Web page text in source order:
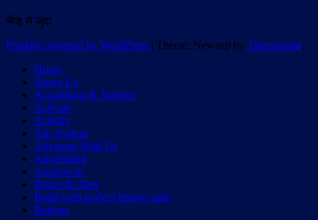
भीड़ से जुदा
Proudly powered by WordPress | Theme: Newsup by Themeansar.
Home
About Us
Accordions & Toggles
Activate
Activity
Ads System
Advertise With Us
Advertising
Amazon.in
Boxes & Alert
Build with perfect images ratio
Buttons